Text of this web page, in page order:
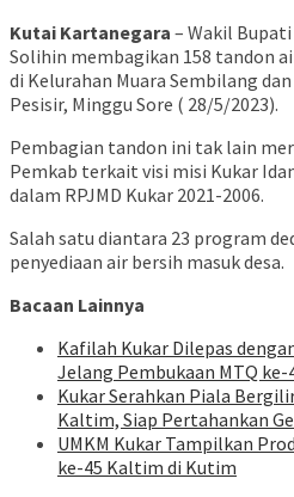
Kutai Kartanegara – Wakil
Solihin membagikan 158 tandon
di Kelurahan Muara Sembilang
Pesisir, Minggu Sore ( 28/5/2023).
Pembagian tandon ini tak lain
Pemkab terkait visi misi Kukar
dalam RPJMD Kukar 2021-2006.
Salah satu diantara 23 program
penyediaan air bersih masuk desa.
Bacaan Lainnya
Kafilah Kukar Dilepas
Jelang Pembukaan MTQ
Kukar Serahkan Piala
Kaltim, Siap Pertahankan
UMKM Kukar Tampilkan
ke-45 Kaltim di Kutim